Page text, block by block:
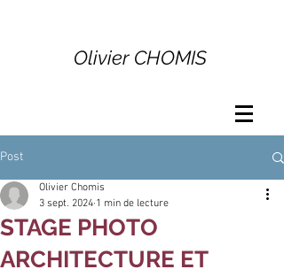
Olivier CHOMIS
Post
STAGE PHOTO
ARCHITECTURE ET
Olivier Chomis
3 sept. 2024 1 min de lecture